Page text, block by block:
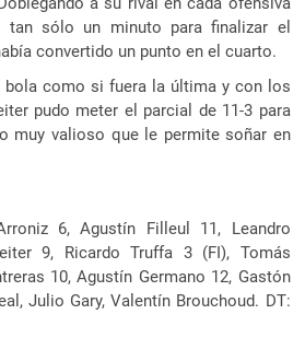
tan sólo un minuto para finalizar el
convertido un punto en el cuarto.
bola como si fuera la última y con los
pudo meter el parcial de 11-3 para
muy valioso que le permite soñar en
6, Agustín Filleul 11, Leandro
9, Ricardo Truffa 3 (FI), Tomás
10, Agustín Germano 12, Gastón
Julio Gary, Valentín Brouchoud. DT: